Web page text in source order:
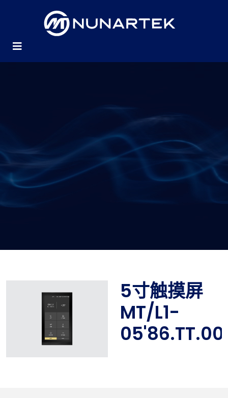
5寸触摸屏
MT/L1-